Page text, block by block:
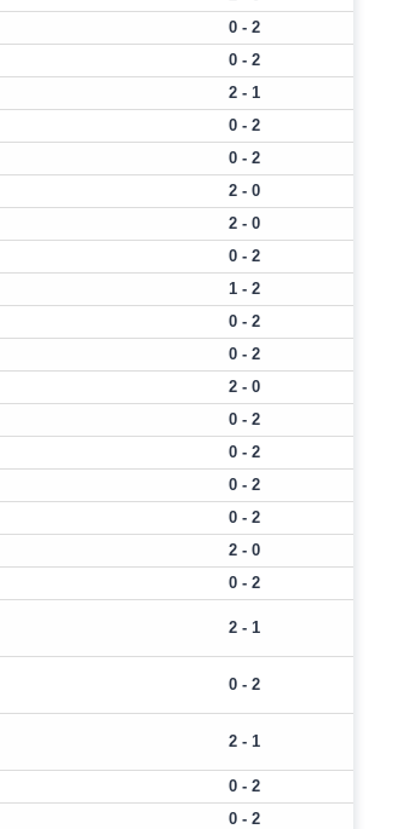
0 - 2
0 - 2
2 - 1
0 - 2
0 - 2
2 - 0
2 - 0
0 - 2
1 - 2
0 - 2
0 - 2
2 - 0
0 - 2
0 - 2
0 - 2
0 - 2
2 - 0
0 - 2
2 - 1
0 - 2
2 - 1
0 - 2
0 - 2